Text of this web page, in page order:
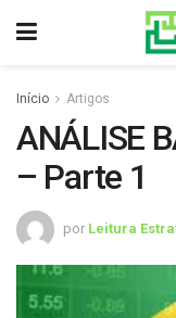
Início Artigos
ANÁLISE
– Parte 1
por Leitura